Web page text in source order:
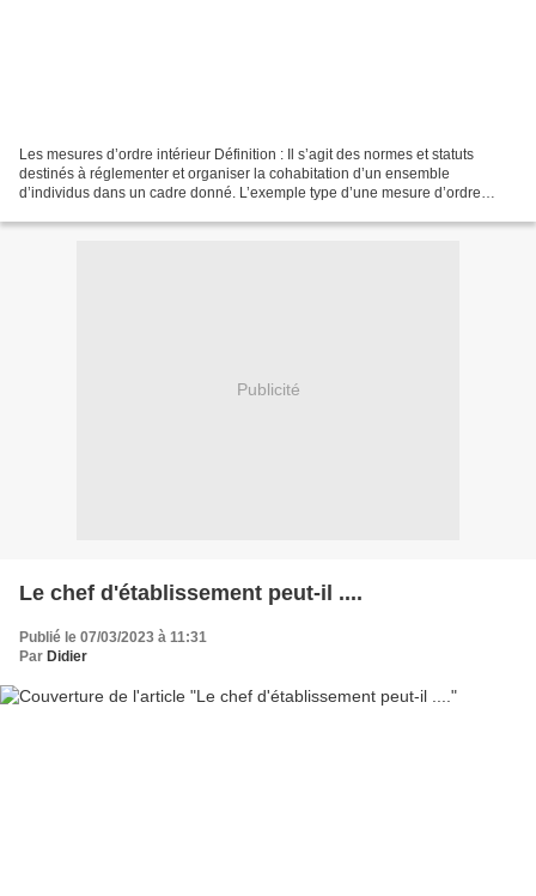
Les mesures d’ordre intérieur Définition : Il s’agit des normes et statuts
destinés à réglementer et organiser la cohabitation d’un ensemble
d’individus dans un cadre donné. L’exemple type d’une mesure d’ordre
Publicité
Le chef d'établissement peut-il ....
Publié le 07/03/2023 à 11:31
Par Didier